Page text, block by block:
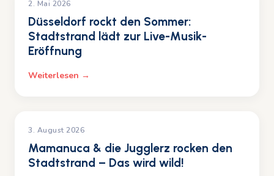
2. Mai 2026
Düsseldorf rockt den Sommer:
Stadtstrand lädt zur Live-Musik-
Eröffnung
Weiterlesen →
EVENTS
3. August 2026
Mamanuca & die Jugglerz rocken den
Stadtstrand – Das wird wild!